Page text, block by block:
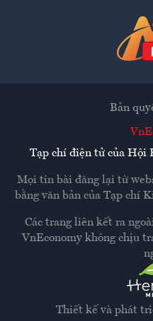
Thiết kế và phát
Bản
Tạp chí điện tử của Hội
Mọi tin bài đăng lại từ
bằng văn bản của Tạp chí
Các trang liên kết ra
VnEconomy không chịu